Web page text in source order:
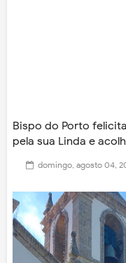
Bispo do Porto
pela sua Linda e
domingo, agosto 04,